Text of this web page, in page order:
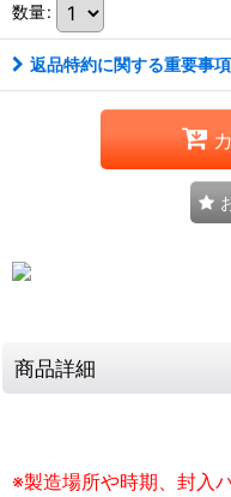
数量:
返品特約に関する重要事項
商品詳細
※製造場所や時期、封入